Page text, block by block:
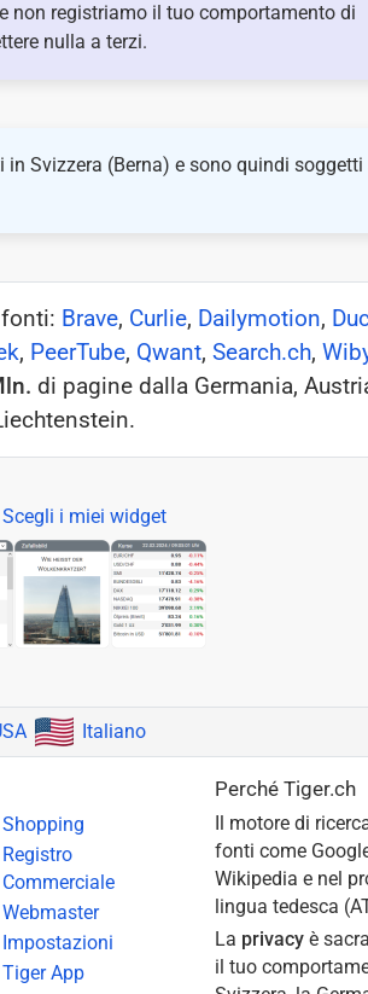
non registriamo il tuo comportamento di
nulla a terzi.
in Svizzera (Berna) e sono quindi soggetti
fonti: Brave, Curlie, Dailymotion,
, PeerTube, Qwant, Search.ch,
di pagine dalla Germania,
Scegli i miei widget
Italiano
Shopping
Registro
Commerciale
Webmaster
Impostazioni
Tiger App
Perché Tiger.ch
Il motore di
fonti come
Wikipedia e nel
lingua tedesca
La privacy è
il tuo